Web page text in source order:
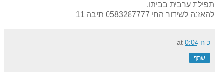
תפילת ערבית בביתו.
להאזנה לשידור החי 0583287777 תיבה 11
כ ח at 0:04
שתף